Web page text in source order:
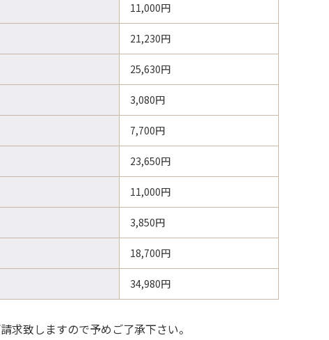
11,000円
21,230円
25,630円
3,080円
7,700円
23,650円
11,000円
3,850円
18,700円
34,980円
致しますので予めご了承下さい。